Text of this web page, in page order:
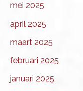
mei 2025
april 2025
maart 2025
februari 2025
januari 2025